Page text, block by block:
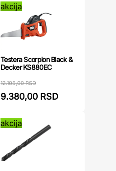
akcija
Testera Scorpion Black &
Decker KS880EC
12.105,00 RSD
9.380,00 RSD
akcija